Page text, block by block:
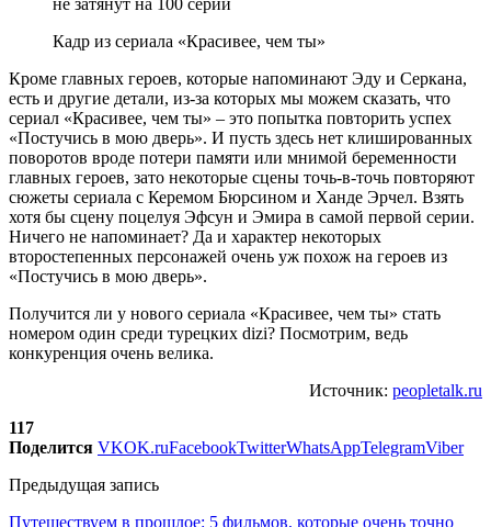
Кадр из сериала «Красивее, чем ты»
Кроме главных героев, которые напоминают Эду и Серкана,
есть и другие детали, из-за которых мы можем сказать, что
сериал «Красивее, чем ты» – это попытка повторить успех
«Постучись в мою дверь». И пусть здесь нет клишированных
поворотов вроде потери памяти или мнимой беременности
главных героев, зато некоторые сцены точь-в-точь повторяют
сюжеты сериала с Керемом Бюрсином и Ханде Эрчел. Взять
хотя бы сцену поцелуя Эфсун и Эмира в самой первой серии.
Ничего не напоминает? Да и характер некоторых
второстепенных персонажей очень уж похож на героев из
«Постучись в мою дверь».
Получится ли у нового сериала «Красивее, чем ты» стать
номером один среди турецких dizi? Посмотрим, ведь
конкуренция очень велика.
Источник: peopletalk.ru
117
Поделится VKOK.ruFacebookTwitterWhatsAppTelegramViber
Предыдущая запись
Путешествуем в прошлое: 5 фильмов, которые очень точно